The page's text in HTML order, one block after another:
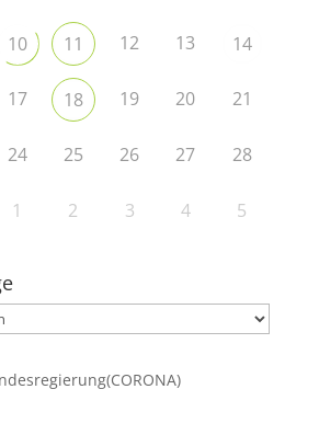
10 11 12 13 14
17 18 19 20 21
24 25 26 27 28
1 2 3 4 5